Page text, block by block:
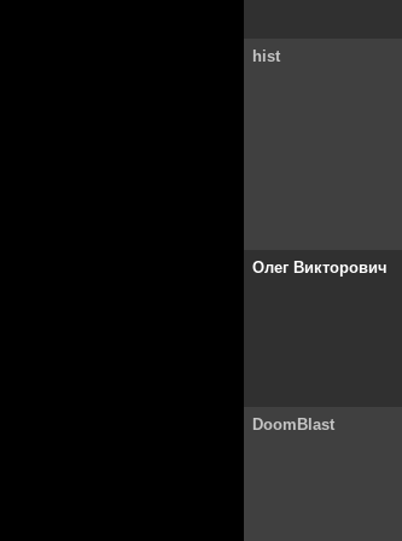
hist
Олег Викторович
DoomBlast